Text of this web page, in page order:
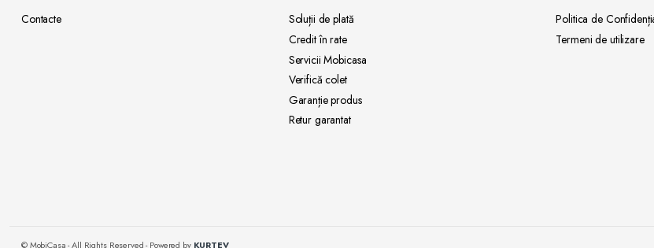
Contacte Soluții de plată
Creditîn rate
Servicii Mobicasa
Verifică colet
Garanțieprodus
Retur garantat
Politica de
Termeni de utilizare
© MobiCasa - All Rights Reserved - Powered by KURTEV